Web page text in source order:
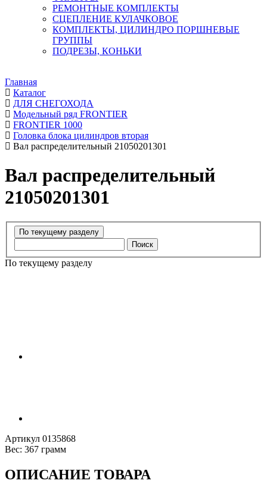
РЕМОНТНЫЕ КОМПЛЕКТЫ
СЦЕПЛЕНИЕ КУЛАЧКОВОЕ
КОМПЛЕКТЫ, ЦИЛИНДРО ПОРШНЕВЫЕ
ГРУППЫ
ПОДРЕЗЫ, КОНЬКИ
Главная
Каталог
ДЛЯ СНЕГОХОДА
Модельный ряд FRONTIER
FRONTIER 1000
Головка блока цилиндров вторая
Вал распределительный 21050201301
Вал распределительный
21050201301
Поиск
По текущему разделу
Артикул 0135868
Вес: 367 грамм
ОПИСАНИЕ ТОВАРА